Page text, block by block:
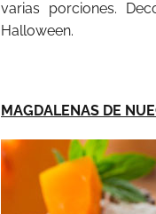
varias porciones.
Halloween.
MAGDALENAS DE